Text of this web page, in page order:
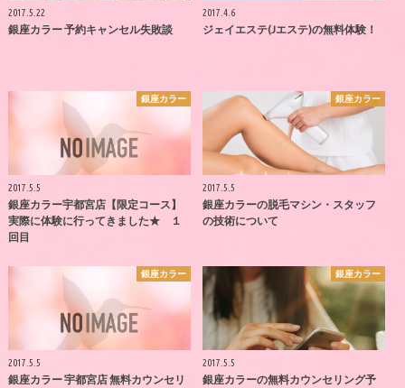
2017.5.22
銀座カラー 予約キャンセル失敗談
2017.4.6
ジェイエステ(Jエステ)の無料体験！
銀座カラー
2017.5.5
銀座カラー宇都宮店【限定コース】
実際に体験に行ってきました★ １
回目
銀座カラー
2017.5.5
銀座カラーの脱毛マシン・スタッフ
の技術について
銀座カラー
2017.5.5
銀座カラー 宇都宮店 無料カウンセリ
銀座カラー
2017.5.5
銀座カラーの無料カウンセリング予